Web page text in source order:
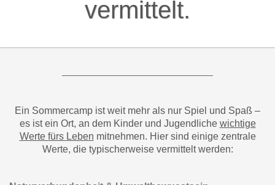
Übernahme kleiner Aufgaben im Camp-Alltag
Freiraum für künstlerische, musikalische oder
handwerkliche Aktivitäten
Entfaltung individueller Talente